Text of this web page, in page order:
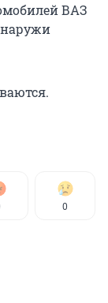
ВАЗ
0